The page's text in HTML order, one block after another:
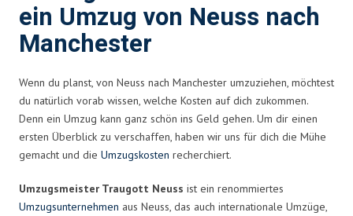
ein Umzug von Neuss nach
Manchester
Wenn du planst, von Neuss nach Manchester umzuziehen, möchtest
du natürlich vorab wissen, welche Kosten auf dich zukommen.
Denn ein Umzug kann ganz schön ins Geld gehen. Um dir einen
ersten Überblick zu verschaffen, haben wir uns für dich die Mühe
gemacht und die Umzugskosten recherchiert.
Umzugsmeister Traugott Neuss ist ein renommiertes
Umzugsunternehmen aus Neuss, das auch internationale Umzüge,